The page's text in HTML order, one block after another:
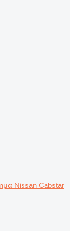
Nissan Cabstar